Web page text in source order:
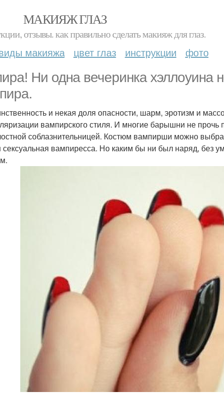
МАКИЯЖ ГЛАЗ
отзывы. как правильно сделать макияж для глаз.
макияжа цвет глаз инструкции фото
Ни одна вечеринка хэллоуина
и некая доля опасности, шарм, эротизм и
вампирского стиля. И многие барышни не прочь
соблазнительницей. Костюм вампирши можно
сексуальная вампиресса. Но каким бы ни был наряд, без